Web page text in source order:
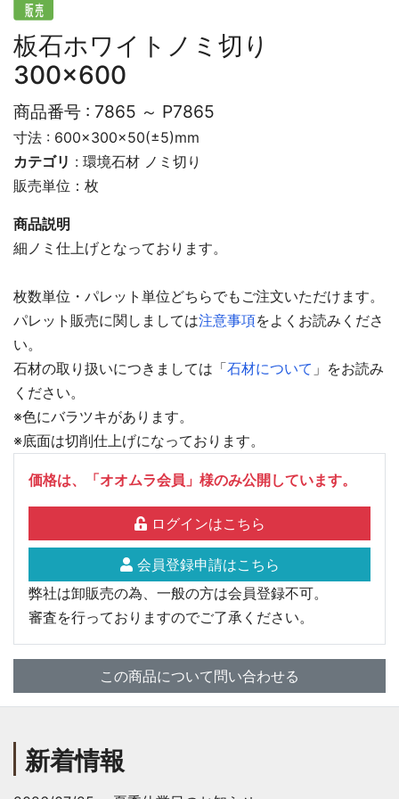
板石ホワイトノミ切り
300×600
商品番号 : 7865 ～ P7865
寸法 : 600×300×50(±5)mm
カテゴリ : 環境石材 ノミ切り
販売単位：枚
商品説明
細ノミ仕上げとなっております。
枚数単位・パレット単位どちらでもご注文いただけます。
パレット販売に関しましては注意事項をよくお読みくださ
い。
石材の取り扱いにつきましては「石材について 」をお読み
ください。
※色にバラツキがあります。
※底面は切削仕上げになっております。
価格は、「オオムラ会員」様のみ公開しています。
ログインはこちら
会員登録申請はこちら
弊社は卸販売の為、一般の方は会員登録不可。
審査を行っておりますのでご了承ください。
この商品について問い合わせる
新着情報